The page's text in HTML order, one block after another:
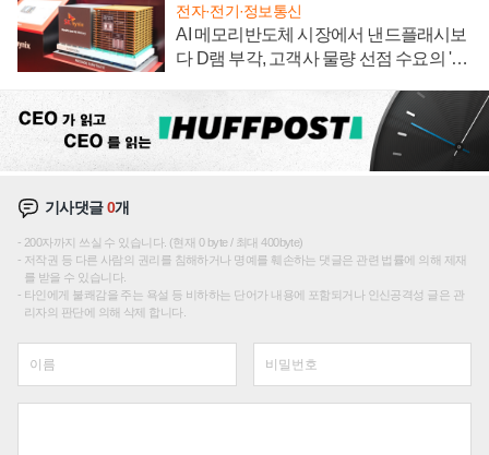
전자·전기·정보통신
AI 메모리반도체 시장에서 낸드플래시보
다 D램 부각, 고객사 물량 선점 수요의 '우
기사댓글0개
200자까지 쓰실 수 있습니다. (현재 0 byte / 최대 400byte)
저작권 등 다른 사람의 권리를 침해하거나 명예를 훼손하는 댓글은 관련 법률에 의해 제재
를 받을 수 있습니다.
타인에게 불쾌감을 주는 욕설 등 비하하는 단어가 내용에 포함되거나 인신공격성 글은 관
리자의 판단에 의해 삭제 합니다.